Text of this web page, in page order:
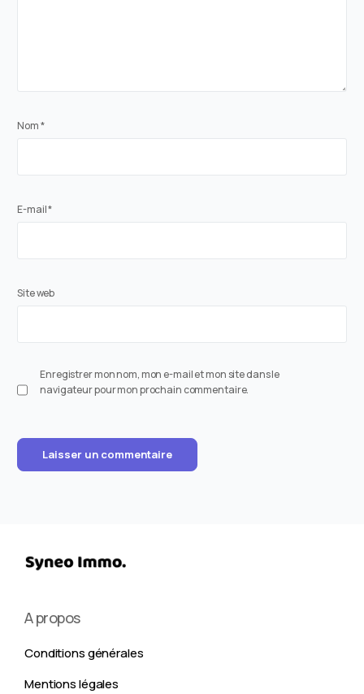
Nom*
E-mail*
Site web
Enregistrer mon nom, mon e-mail et mon site dans le
navigateur pour mon prochain commentaire.
A propos
Conditions générales
Mentions légales